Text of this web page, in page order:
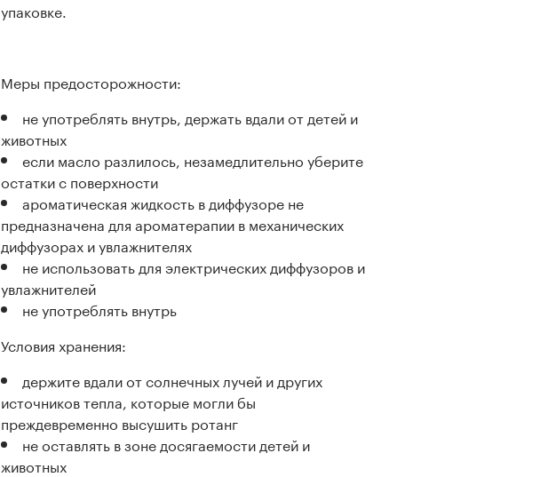
упаковке.
Меры предосторожности:
не употреблять внутрь, держать вдали от детей и
животных
если масло разлилось, незамедлительно уберите
остатки с поверхности
ароматическая жидкость в диффузоре не
предназначена для ароматерапии в механических
диффузорах и увлажнителях
не использовать для электрических диффузоров и
увлажнителей
не употреблять внутрь
Условия хранения:
держите вдали от солнечных лучей и других
источников тепла, которые могли бы
преждевременно высушить ротанг
не оставлять в зоне досягаемости детей и
животных